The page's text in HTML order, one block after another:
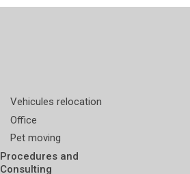
Vehicules relocation
Office
Pet moving
Procedures and
Consulting